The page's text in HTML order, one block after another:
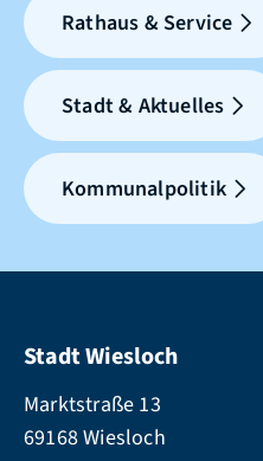
Rathaus & Service
Stadt & Aktuelles
Kommunalpolitik
Stadt Wiesloch
Marktstraße 13
69168 Wiesloch